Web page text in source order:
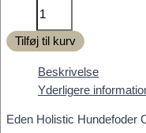
Hundefoder
Cuisine
Medium
antal
Tilføj til kurv
Beskrivelse
Yderligere
Eden Holistic Hundefoder